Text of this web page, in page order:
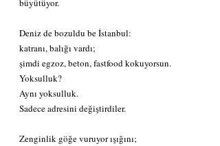
büyütüyor.
Deniz de bozuldu be İstanbul:
katranı, balığı vardı;
şimdi egzoz, beton, fastfood kokuyorsun.
Yoksulluk?
Aynı yoksulluk.
Sadece adresini değiştirdiler.
Zenginlik göğe vuruyor ışığını;